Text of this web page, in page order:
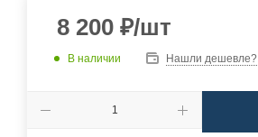
8 200 ₽/шт
В наличии Нашли дешевле?